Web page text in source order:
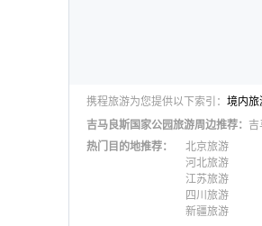
携程旅游为您提供以下索引： 境内旅
吉马良斯国家公园旅游周边推荐： 吉
热门目的地推荐： 北京旅游
河北旅游
江苏旅游
四川旅游
新疆旅游